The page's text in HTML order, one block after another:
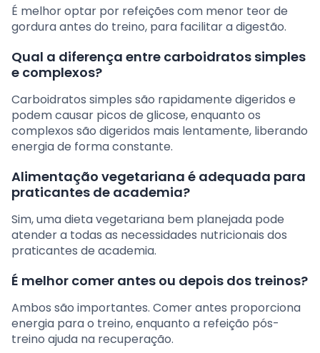
É melhor optar por refeições com menor teor de
gordura antes do treino, para facilitar a digestão.
Qual a diferença entre carboidratos simples
e complexos?
Carboidratos simples são rapidamente digeridos e
podem causar picos de glicose, enquanto os
complexos são digeridos mais lentamente, liberando
energia de forma constante.
Alimentação vegetariana é adequada para
praticantes de academia?
Sim, uma dieta vegetariana bem planejada pode
atender a todas as necessidades nutricionais dos
praticantes de academia.
É melhor comer antes ou depois dos treinos?
Ambos são importantes. Comer antes proporciona
energia para o treino, enquanto a refeição pós-
treino ajuda na recuperação.